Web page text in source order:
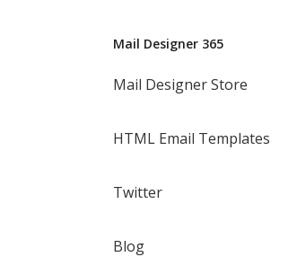
Mail Designer 365
Mail Designer Store
HTML Email Templates
Twitter
Blog